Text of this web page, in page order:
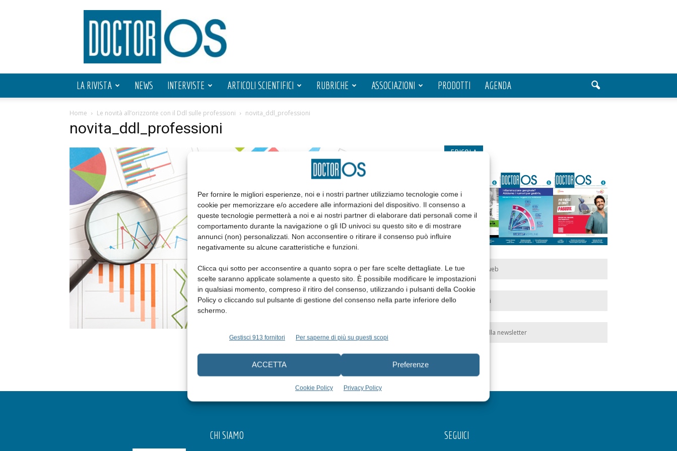
Per fornire le migliori esperienze, noi e i nostri partner utilizziamo tecnologie come i
cookie per memorizzare e/o accedere alle informazioni del dispositivo. Il consenso a
queste tecnologie permetterà a noi e ai nostri partner di elaborare dati personali come il
comportamento durante la navigazione o gli ID univoci su questo sito e di mostrare
annunci (non) personalizzati. Non acconsentire o ritirare il consenso può influire
negativamente su alcune caratteristiche e funzioni.
Clicca qui sotto per acconsentire a quanto sopra o per fare scelte dettagliate. Le tue
scelte saranno applicate solamente a questo sito. È possibile modificare le impostazioni
in qualsiasi momento, compreso il ritiro del consenso, utilizzando i pulsanti della Cookie
Policy o cliccando sul pulsante di gestione del consenso nella parte inferiore dello
schermo.
Gestisci 913 fornitori Per saperne di più su questi scopi
ACCETTA Preferenze
Cookie Policy Privacy Policy
Doctor
OS
LA RIVISTA NEWS INTERVISTE ARTICOLI SCIENTIFICI RUBRICHE ASSOCIAZIONI PRODOTTI AGENDA
Home Le novità all’orizzonte con il Ddl sulle professioni novita_ddl_professioni
novita_ddl_professioni
EDICOLA
Edicola web
Abbonati
Iscriviti alla newsletter
CHI SIAMO SEGUICI